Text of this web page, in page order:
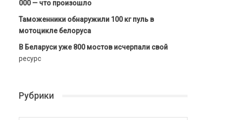
000 — что произошло
Таможенники обнаружили 100 кг пуль в
мотоцикле белоруса
В Беларуси уже 800 мостов исчерпали свой
ресурс
Рубрики